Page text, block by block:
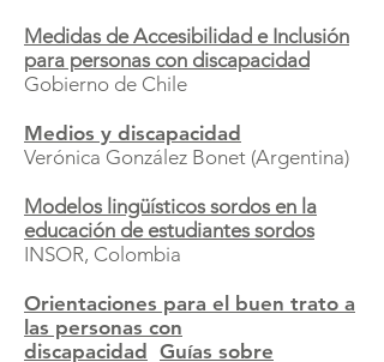
Medidas de Accesibilidad e Inclusión
para personas con discapacidad
Gobierno de Chile
Medios y discapacidad
Verónica González Bonet (Argentina)
Modelos lingüísticos sordos en la
educación de estudiantes sordos
INSOR, Colombia
Orientaciones para el buen trato a
las personas con
discapacidad
Guías sobre